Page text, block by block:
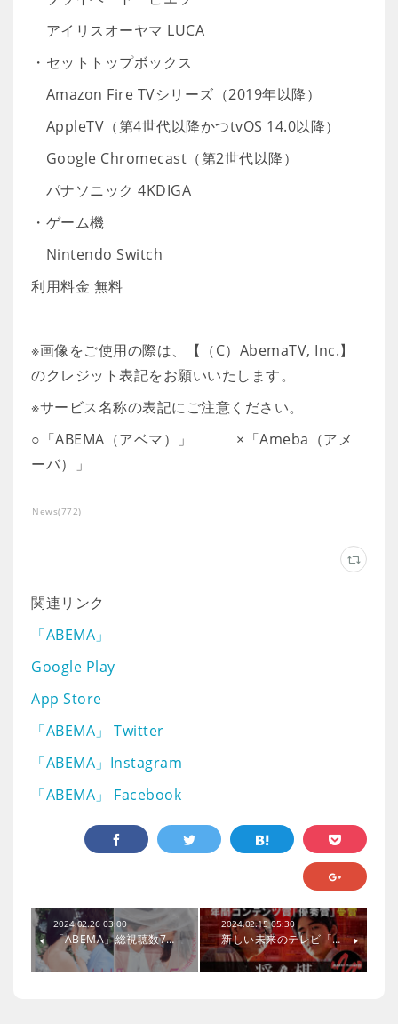
アイリスオーヤマ LUCA
・セットトップボックス
Amazon Fire TVシリーズ（2019年以降）
AppleTV（第4世代以降かつtvOS 14.0以降）
Google Chromecast（第2世代以降）
パナソニック 4KDIGA
・ゲーム機
Nintendo Switch
利用料金 無料
※画像をご使用の際は、【（C）AbemaTV, Inc.】
のクレジット表記をお願いいたします。
※サービス名称の表記にご注意ください。
○「ABEMA（アベマ）」 ×「Ameba（アメ
ーバ）」
News(772)
関連リンク
「ABEMA」
Google Play
App Store
「ABEMA」 Twitter
「ABEMA」Instagram
「ABEMA」 Facebook
2024.02.26 03:00
「ABEMA」総視聴数7…
2024.02.15 05:30
新しい未来のテレビ「…